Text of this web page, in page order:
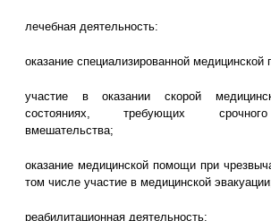
лечебная деятельность:
оказание специализированной
участие в оказании скорой
состояниях, требующих
вмешательства;
оказание медицинской помощи при
том числе участие в медицинской
реабилитационная деятельность: